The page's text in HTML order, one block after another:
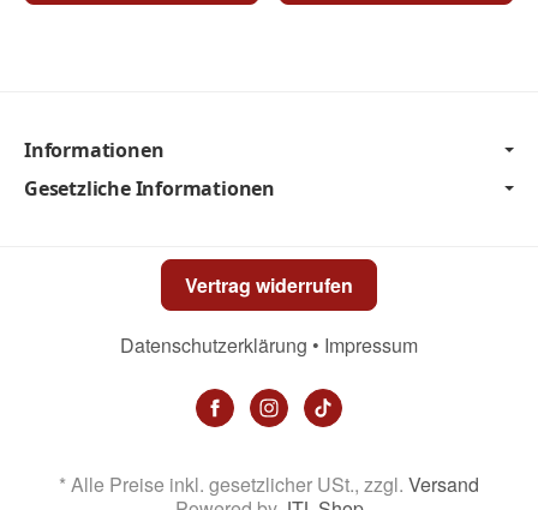
Informationen
Gesetzliche Informationen
Vertrag widerrufen
Datenschutzerklärung • Impressum
* Alle Preise inkl. gesetzlicher USt., zzgl. Versand